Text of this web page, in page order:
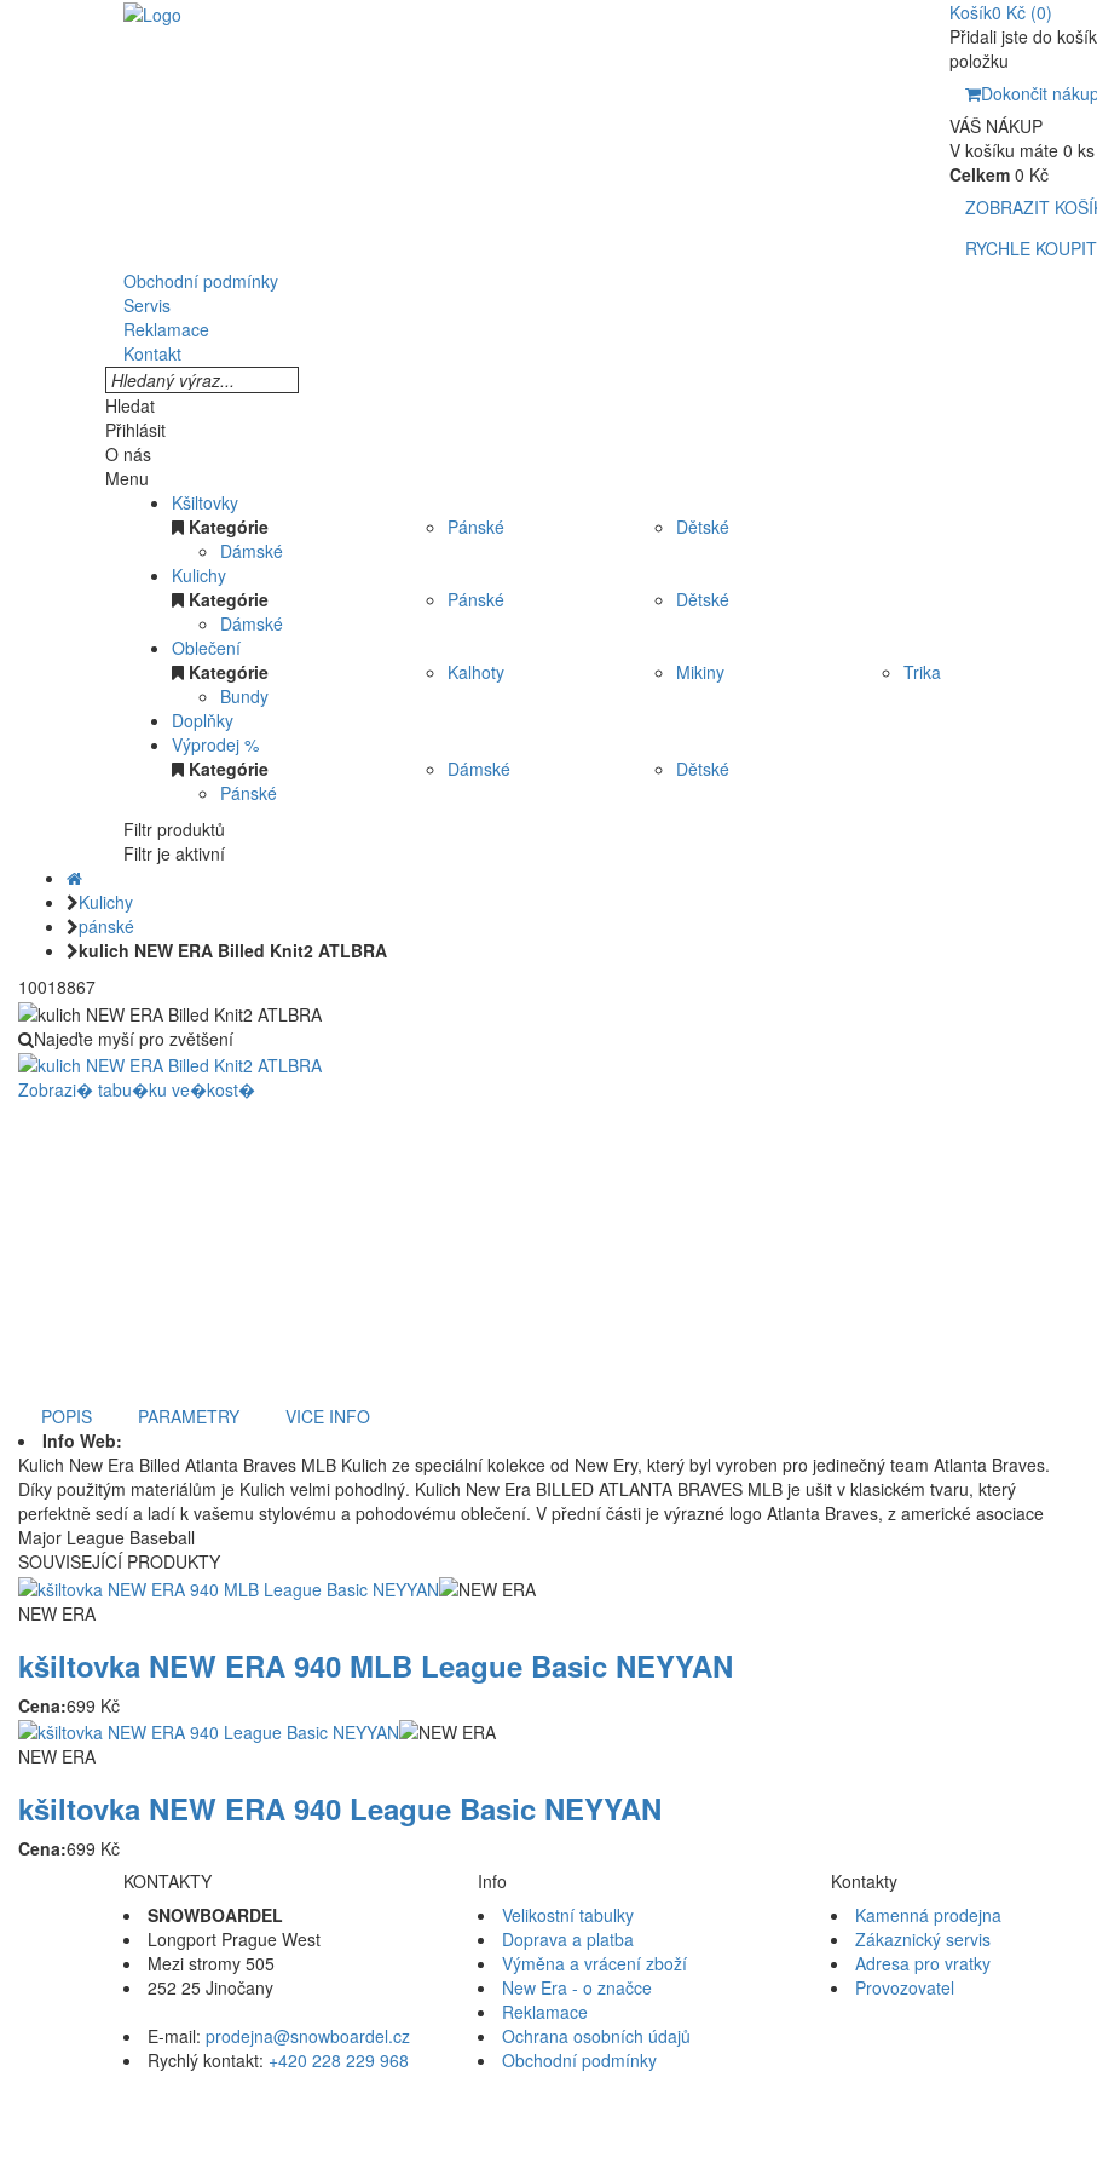
Košík0 Kč (0)
Přidali jste do
položku
Dokončit
VÁŠ NÁKUP
V košíku máte 0 ks
Celkem 0 Kč
ZOBRAZIT
RYCHLE KOUPIT
Obchodní podmínky
Servis
Reklamace
Kontakt
Hledat
Přihlásit
O nás
Menu
Kšiltovky
Kategórie
Dámské
Pánské
Dětské
Kulichy
Kategórie
Dámské
Pánské
Dětské
Oblečení
Kategórie
Bundy
Kalhoty Mikiny Trika
Doplňky
Výprodej %
Kategórie
Pánské
Dámské Dětské
Filtr produktů
Filtr je aktivní
Kulichy
pánské
kulich NEW ERA Billed Knit2 ATLBRA
10018867
Najeďte myší pro zvětšení
Zobrazi� tabu�ku ve�kost�
POPIS
PARAMETRY
VICE INFO
Info Web:
Kulich New Era Billed Atlanta Braves MLB Kulich ze speciální kolekce od New Ery, který byl vyroben pro jedinečný team Atlanta Braves.
Díky použitým materiálům je Kulich velmi pohodlný. Kulich New Era BILLED ATLANTA BRAVES MLB je ušit v klasickém tvaru, který
perfektně sedí a ladí k vašemu stylovému a pohodovému oblečení. V přední části je výrazné logo Atlanta Braves, z americké asociace
Major League Baseball
SOUVISEJÍCÍ PRODUKTY
NEW ERA
kšiltovka NEW ERA 940 MLB League Basic NEYYAN
Cena:699 Kč
NEW ERA
kšiltovka NEW ERA 940 League Basic NEYYAN
Cena:699 Kč
KONTAKTY
SNOWBOARDEL
Longport Prague West
Mezi stromy 505
252 25 Jinočany
E-mail: prodejna@snowboardel.cz
Rychlý kontakt: +420 228 229 968
Info
Velikostní tabulky
Doprava a platba
Výměna a vrácení zboží
New Era - o značce
Reklamace
Ochrana osobních údajů
Obchodní podmínky
Kontakty
Kamenná prodejna
Zákaznický servis
Adresa pro vratky
Provozovatel